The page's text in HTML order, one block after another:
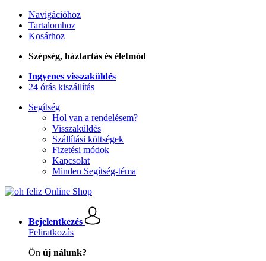
Navigációhoz
Tartalomhoz
Kosárhoz
Szépség, háztartás és életmód
Ingyenes visszaküldés
24 órás kiszállítás
Segítség
Hol van a rendelésem?
Visszaküldés
Szállítási költségek
Fizetési módok
Kapcsolat
Minden Segítség-téma
Bejelentkezés
Feliratkozás
Ön új nálunk?